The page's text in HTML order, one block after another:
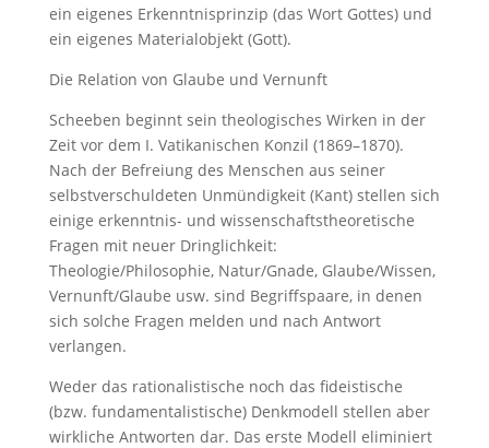
ein eigenes Erkenntnisprinzip (das Wort Gottes) und
ein eigenes Materialobjekt (Gott).
Die Relation von Glaube und Vernunft
Scheeben beginnt sein theologisches Wirken in der
Zeit vor dem I. Vatikanischen Konzil (1869–1870).
Nach der Befreiung des Menschen aus seiner
selbstverschuldeten Unmündigkeit (Kant) stellen sich
einige erkenntnis- und wissenschaftstheoretische
Fragen mit neuer Dringlichkeit:
Theologie/Philosophie, Natur/Gnade, Glaube/Wissen,
Vernunft/Glaube usw. sind Begriffspaare, in denen
sich solche Fragen melden und nach Antwort
verlangen.
Weder das rationalistische noch das fideistische
(bzw. fundamentalistische) Denkmodell stellen aber
wirkliche Antworten dar. Das erste Modell eliminiert